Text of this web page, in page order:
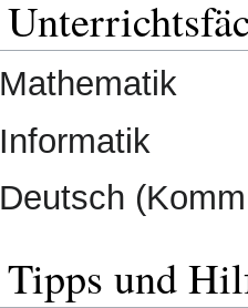
Mathematik
Informatik
Deutsch
Tipps und